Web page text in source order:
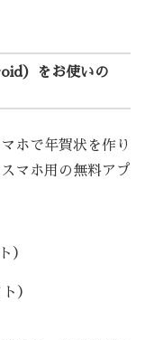
）をお使いの
ホで年賀状を作り
マホ用の無料アプ
）
）